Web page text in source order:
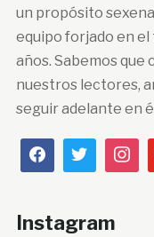
un propósito
equipo forjado en
años. Sabemos que
nuestros lectores,
seguir adelante en
Instagram